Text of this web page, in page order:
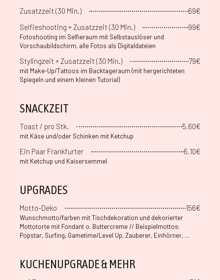
Zusatzzeit (30 Min.)
69€
Selfieshooting + Zusatzzeit (30 Min.)
99€
Fotoshooting im Selfieraum mit Selbstauslöser und
Vorschaubildschirm, alle Fotos als Digitaldateien
Stylingzeit + Zusatzzeit (30 Min.) 79€
mit Make-Up/Tattoos im Backtageraum (mit hergerichteten
Spiegeln und einem kleinen Tutorial)
SNACKZEIT
Toast / pro Stk. 5,60€
mit Käse und/oder Schinken mit Ketchup
Ein Paar Frankfurter 6,10€
mit Ketchup und Kaisersemmel
UPGRADES
Motto-Deko 156€
Wunschmotto/farben mit Tischdekoration und dekorierter
Mottotorte mit Fondant o. Buttercreme // Beispielmottos:
Popstar, Surfing, Gametime/Level Up, Zauberer, Einhörner, ...
KUCHENUPGRADE & MEHR